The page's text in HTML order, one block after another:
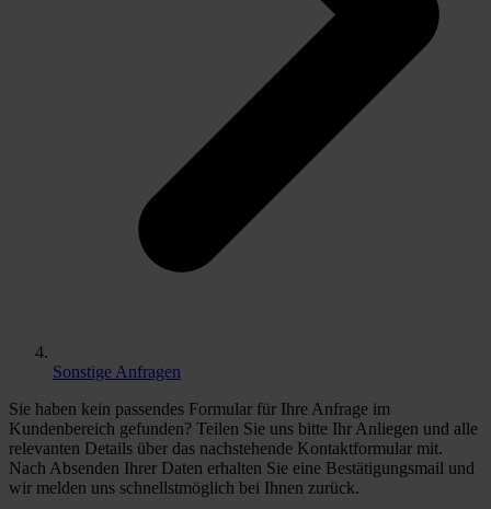
Sonstige Anfragen
Sie haben kein passendes Formular für Ihre Anfrage im
Kundenbereich gefunden? Teilen Sie uns bitte Ihr Anliegen und alle
relevanten Details über das nachstehende Kontaktformular mit.
Nach Absenden Ihrer Daten erhalten Sie eine Bestätigungsmail und
wir melden uns schnellstmöglich bei Ihnen zurück.